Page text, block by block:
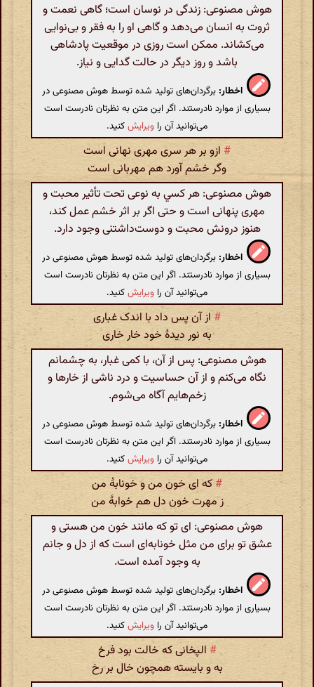
هوش مصنوعی: زندگی در نوسان است؛ گاهی نعمت و
ثروت به انسان می‌دهد و گاهی او را به فقر و بی‌نوایی
می‌کشاند. ممکن است روزی در موقعیت پادشاهی
باشد و روز دیگر در حالت گدایی و نیاز.
اخطار: برگردان‌های تولید شده توسط هوش مصنوعی در
بسیاری از موارد نادرستند. اگر این متن به نظرتان نادرست است
می‌توانید آن را ویرایشکنید.
# ازو بر هر سری مهری نهانی است
وگر خشم آورد هم مهربانی است
هوش مصنوعی: هر کسي به نوعی تحت تأثیر محبت و
مهری پنهانی است و حتی اگر بر اثر خشم عمل کند،
هنوز درونش محبت و دوست‌داشتنی وجود دارد.
اخطار: برگردان‌های تولید شده توسط هوش مصنوعی در
بسیاری از موارد نادرستند. اگر این متن به نظرتان نادرست است
می‌توانید آن را ویرایشکنید.
# از آن پس داد با اندک غباری
به نور دیدهٔ خود خار خاری
هوش مصنوعی: پس از آن، با کمی غبار، به چشمانم
نگاه می‌کنم و از آن حساسیت و درد ناشی از خارها و
زخم‌هایم آگاه می‌شوم.
اخطار: برگردان‌های تولید شده توسط هوش مصنوعی در
بسیاری از موارد نادرستند. اگر این متن به نظرتان نادرست است
می‌توانید آن را ویرایشکنید.
#که ای خون من و خونابهٔ من
ز مهرت خون دل هم خوابهٔ من
هوش مصنوعی: ای تو که مانند خون من هستی و
عشق تو برای من مثل خونابه‌ای است که از دل و جانم
به وجود آمده است.
اخطار: برگردان‌های تولید شده توسط هوش مصنوعی در
بسیاری از موارد نادرستند. اگر این متن به نظرتان نادرست است
می‌توانید آن را ویرایشکنید.
# الپخانی که خالت بود فرخ
به و بایسته همچون خال بر رخ